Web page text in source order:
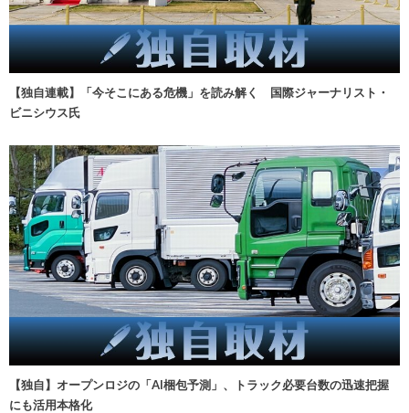
【独自連載】「今そこにある危機」を読み解く 国際ジャーナリスト・
ビニシウス氏
【独自】オープンロジの「AI梱包予測」、トラック必要台数の迅速把握
にも活用本格化